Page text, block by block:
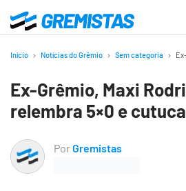
para
principal
Gremistas
Início Notícias do Grêmio Sem categoria
Ex-Grêmio, Maxi
relembra 5×0 e
PorGremistas